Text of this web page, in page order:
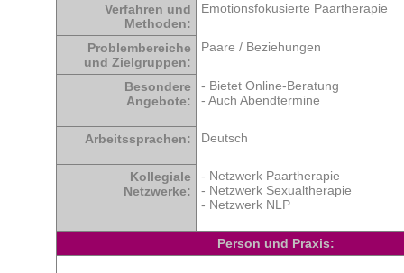
Verfahren und
Methoden:
Emotionsfokusierte Paartherapie
Problembereiche
und Zielgruppen:
Paare / Beziehungen
Besondere
Angebote:
- Bietet Online-Beratung
- Auch Abendtermine
Arbeitssprachen: Deutsch
Kollegiale
Netzwerke:
- Netzwerk Paartherapie
- Netzwerk Sexualtherapie
- Netzwerk NLP
Person und Praxis: